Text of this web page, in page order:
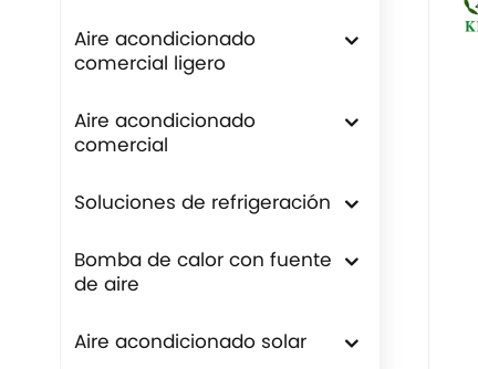
Aire acondicionado
comercial ligero
Aire acondicionado
comercial
Soluciones de refrigeración
Bomba de calor con fuente
de aire
Aire acondicionado solar